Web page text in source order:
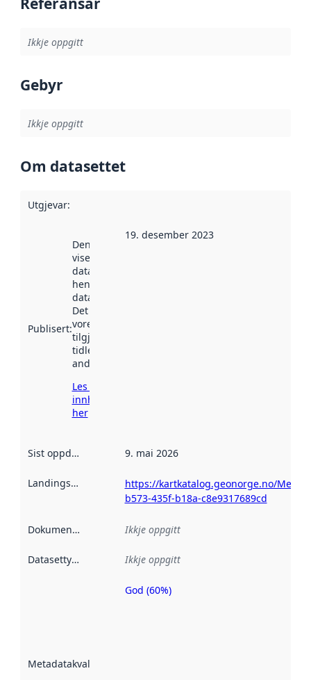
Ikkje oppgitt
Gebyr
Ikkje oppgitt
Om datasettet
Utgjevar:
Publisert:
Denne datoen
viser når
datasettet vart
henta inn av
data.norge.no.
Det kan ha
vore
tilgjengeleg
tidlegare
andre stader.
Les meir om
innhenting
her
19. desember 2023
Sist oppdatert 9. mai 2026
Landingsside
https://kartkatalog.geonorge.no/
b573-435f-b18a-c8e9317689cd
Dokumentasjon Ikkje oppgitt
Datasettype Ikkje oppgitt
Metadatakvalitet
Metadatakvalitet
God (60%)